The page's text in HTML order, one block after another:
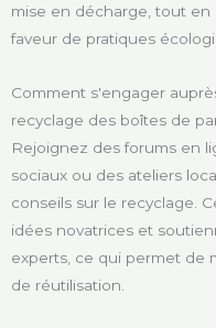
mise en décharge, tout
faveur de pratiques
Comment s'engager
recyclage des boîtes de
Rejoignez des forums en
sociaux ou des ateliers
conseils sur le recyclage.
idées novatrices et
experts, ce qui permet de
de réutilisation.